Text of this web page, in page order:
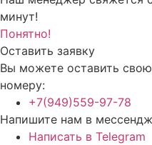
минут!
Понятно!
Оставить заявку
Вы можете оставить
номеру:
+7(949)559-97-78
Напишите нам в
Написать в Telegram